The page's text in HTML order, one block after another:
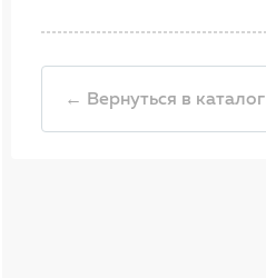
← Вернуться в каталог